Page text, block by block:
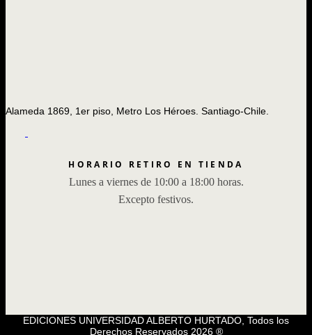
Alameda 1869, 1er piso, Metro Los Héroes. Santiago-Chile.
HORARIO RETIRO EN TIENDA
Lunes a viernes de 10:00 a 18:00 horas.
Excepto festivos.
EDICIONES UNIVERSIDAD ALBERTO HURTADO, Todos los
Derechos Reservados 2026 ®